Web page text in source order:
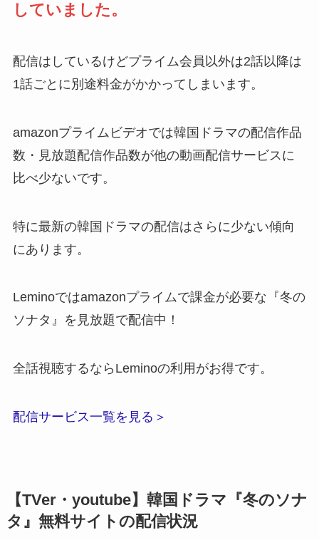
していました。
配信はしているけどプライム会員以外は2話以降は
1話ごとに別途料金がかかってしまいます。
amazonプライムビデオでは韓国ドラマの配信作品
数・見放題配信作品数が他の動画配信サービスに
比べ少ないです。
特に最新の韓国ドラマの配信はさらに少ない傾向
にあります。
Leminoではamazonプライムで課金が必要な『冬の
ソナタ』を見放題で配信中！
全話視聴するならLeminoの利用がお得です。
配信サービス一覧を見る＞
【TVer・youtube】韓国ドラマ『冬のソナ
タ』無料サイトの配信状況